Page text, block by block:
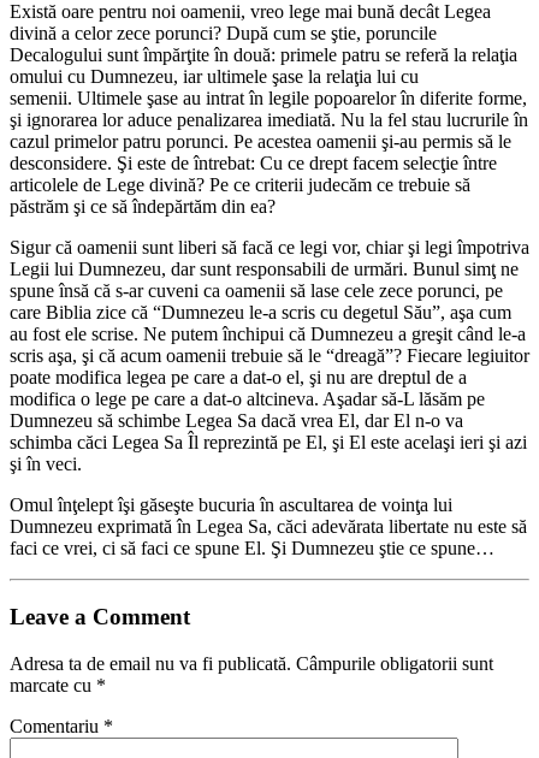
Există oare pentru noi oamenii, vreo lege mai bună decât Legea
divină a celor zece porunci? După cum se ştie, poruncile
Decalogului sunt împărţite în două: primele patru se referă la relaţia
omului cu Dumnezeu, iar ultimele şase la relaţia lui cu
semenii. Ultimele şase au intrat în legile popoarelor în diferite forme,
şi ignorarea lor aduce penalizarea imediată. Nu la fel stau lucrurile în
cazul primelor patru porunci. Pe acestea oamenii şi-au permis să le
desconsidere. Şi este de întrebat: Cu ce drept facem selecţie între
articolele de Lege divină? Pe ce criterii judecăm ce trebuie să
păstrăm şi ce să îndepărtăm din ea?
Sigur că oamenii sunt liberi să facă ce legi vor, chiar şi legi împotriva
Legii lui Dumnezeu, dar sunt responsabili de urmări. Bunul simţ ne
spune însă că s-ar cuveni ca oamenii să lase cele zece porunci, pe
care Biblia zice că “Dumnezeu le-a scris cu degetul Său”, aşa cum
au fost ele scrise. Ne putem închipui că Dumnezeu a greşit când le-a
scris aşa, şi că acum oamenii trebuie să le “dreagă”? Fiecare legiuitor
poate modifica legea pe care a dat-o el, şi nu are dreptul de a
modifica o lege pe care a dat-o altcineva. Aşadar să-L lăsăm pe
Dumnezeu să schimbe Legea Sa dacă vrea El, dar El n-o va
schimba căci Legea Sa Îl reprezintă pe El, şi El este acelaşi ieri şi azi
şi în veci.
Omul înţelept îşi găseşte bucuria în ascultarea de voinţa lui
Dumnezeu exprimată în Legea Sa, căci adevărata libertate nu este să
faci ce vrei, ci să faci ce spune El. Şi Dumnezeu ştie ce spune…
Leave a Comment
Adresa ta de email nu va fi publicată. Câmpurile obligatorii sunt
marcate cu *
Comentariu *